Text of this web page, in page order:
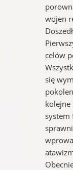
wojen
celów
się
kolejne
system